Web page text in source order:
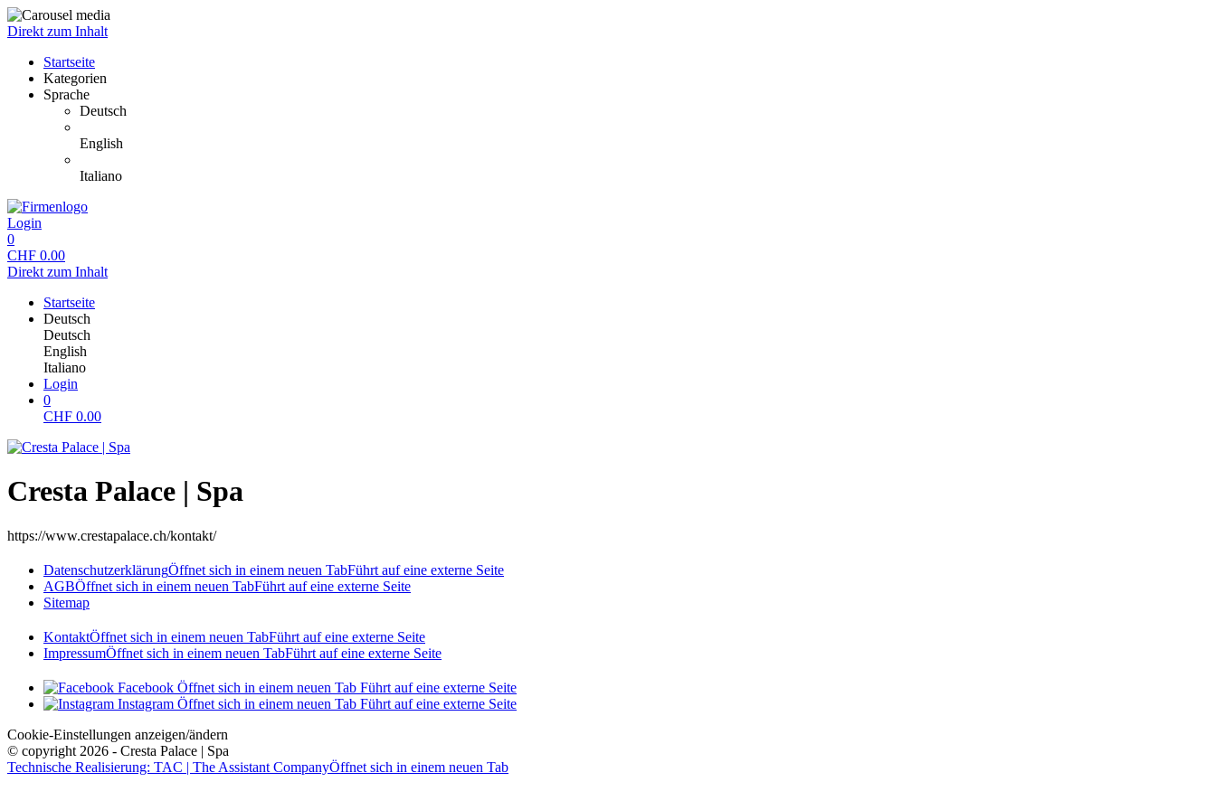
Direkt zum Inhalt
Startseite
Kategorien
Sprache
Deutsch
English
Italiano
Login
0
CHF 0.00
Direkt zum Inhalt
Startseite
Deutsch
Deutsch
English
Italiano
Login
0
CHF 0.00
Cresta Palace | Spa
https://www.crestapalace.ch/kontakt/
DatenschutzerklärungÖffnet sich in einem neuen TabFührt auf eine externe Seite
AGBÖffnet sich in einem neuen TabFührt auf eine externe Seite
Sitemap
KontaktÖffnet sich in einem neuen TabFührt auf eine externe Seite
ImpressumÖffnet sich in einem neuen TabFührt auf eine externe Seite
Facebook Öffnet sich in einem neuen Tab Führt auf eine externe Seite
Instagram Öffnet sich in einem neuen Tab Führt auf eine externe Seite
Cookie-Einstellungen anzeigen/ändern
© copyright 2026 - Cresta Palace | Spa
Technische Realisierung: TAC | The Assistant CompanyÖffnet sich in einem neuen Tab